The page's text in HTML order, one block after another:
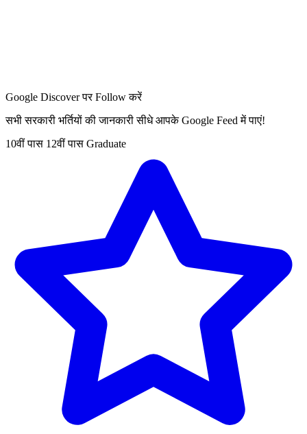
Google Discover पर Follow करें
सभी सरकारी भर्तियों की जानकारी सीधे आपके Google Feed में पाएं!
10वीं पास 12वीं पास Graduate